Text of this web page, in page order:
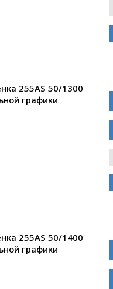
255AS 50/1300
графики
255AS 50/1400
графики